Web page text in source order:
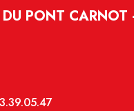
PONT CARNOT